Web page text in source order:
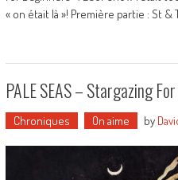
« on était là »! Première partie : St &
PALE SEAS – Stargazing
Chroniques On aime by